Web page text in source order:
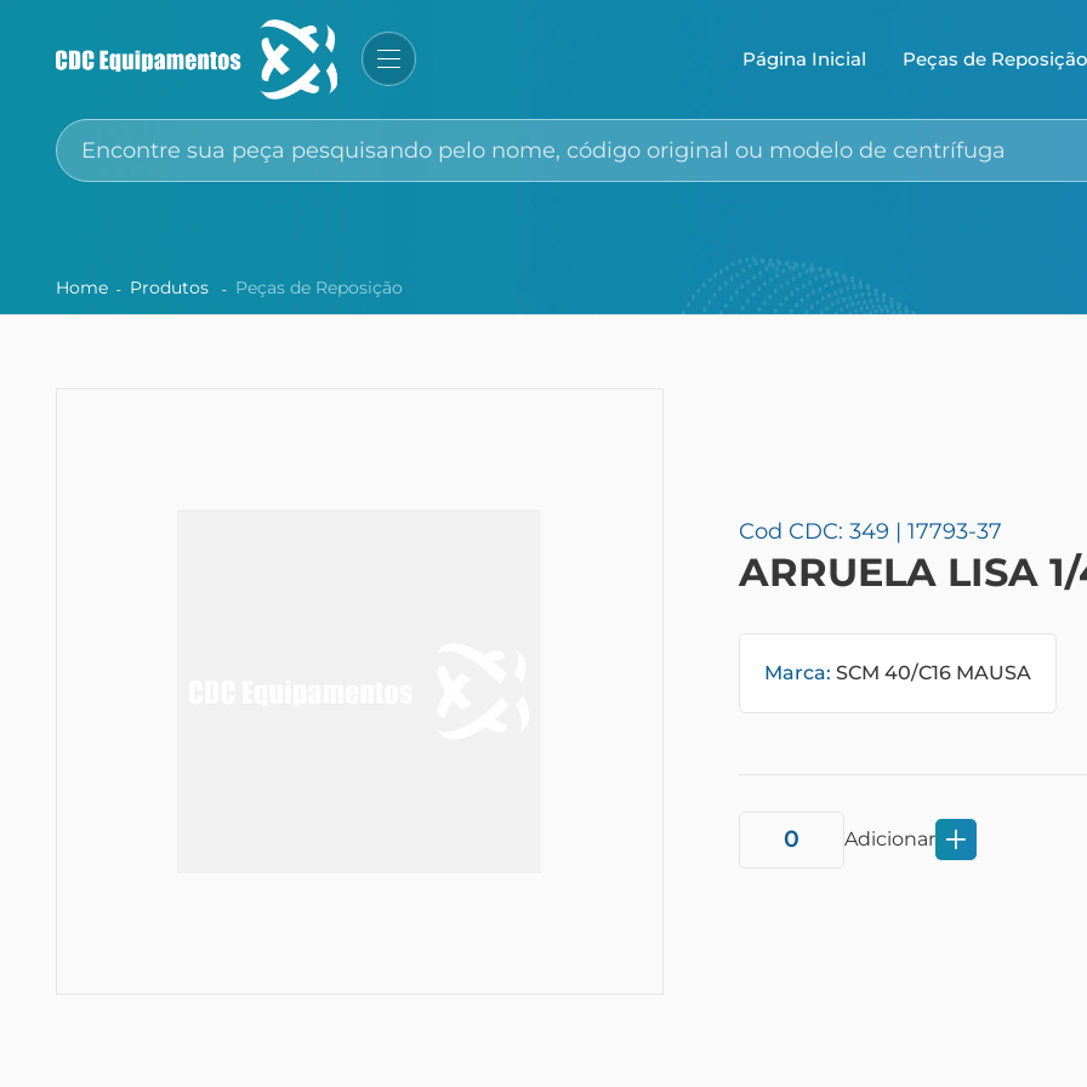
Página Inicial Peças de Reposição
Home Produtos Peças de Reposição
Cod CDC: 349 | 17793-37
ARRUELA LISA
Marca: SCM 40/C16 MAUSA
Adicionar